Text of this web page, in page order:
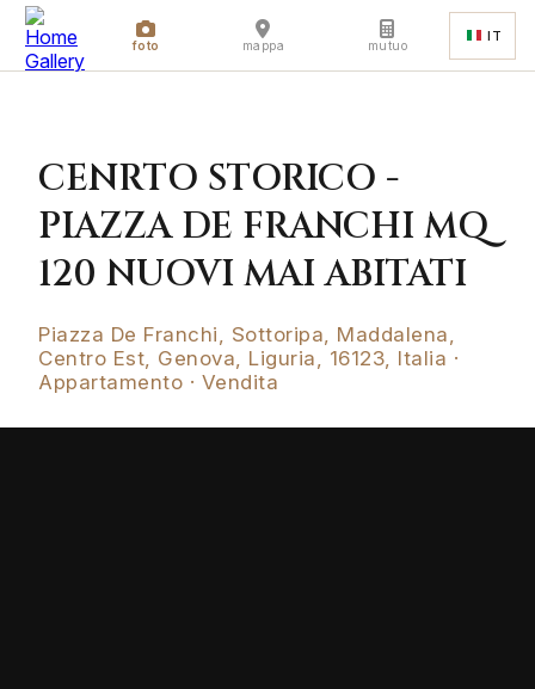
foto mappa mutuo
IT
CENRTO STORICO -
PIAZZA DE FRANCHI MQ
120 NUOVI MAI ABITATI
Piazza De Franchi, Sottoripa, Maddalena,
Centro Est, Genova, Liguria, 16123, Italia ·
Appartamento · Vendita